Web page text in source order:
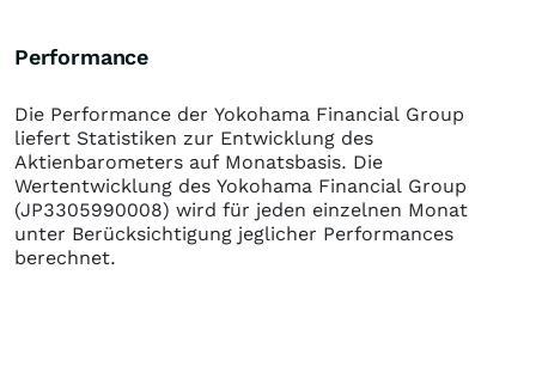
Performance
Die Performance der Yokohama Financial Group
liefert Statistiken zur Entwicklung des
Aktienbarometers auf Monatsbasis. Die
Wertentwicklung des Yokohama Financial Group
(JP3305990008) wird für jeden einzelnen Monat
unter Berücksichtigung jeglicher Performances
berechnet.